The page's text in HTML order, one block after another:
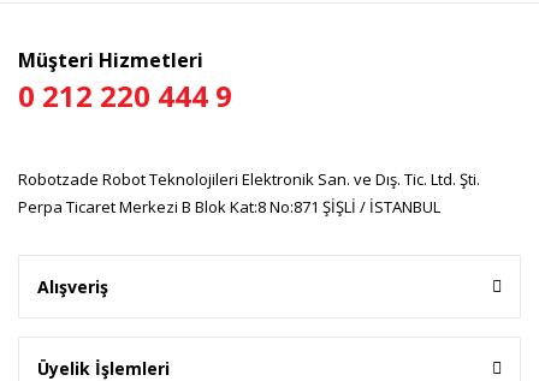
Müşteri Hizmetleri
0 212 220 444 9
Robotzade Robot Teknolojileri Elektronik San. ve Dış. Tic. Ltd. Şti.
Perpa Ticaret Merkezi B Blok Kat:8 No:871 ŞİŞLİ / İSTANBUL
Alışveriş
Üyelik İşlemleri